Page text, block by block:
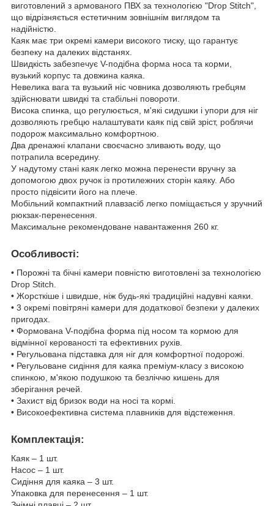
виготовлений з армованого ПВХ за технологією "Drop Stitch",
що відрізняється естетичним зовнішнім виглядом та
надійністю.
Каяк має три окремі камери високого тиску, що гарантує
безпеку на далеких відстанях.
Швидкість забезпечує V-подібна форма носа та корми,
вузький корпус та довжина каяка.
Невелика вага та вузький ніс човника дозволяють гребцям
здійснювати швидкі та стабільні повороти.
Висока спинка, що регулюється, м'які сидушки і упори для ніг
дозволяють гребцю налаштувати каяк під свій зріст, роблячи
подорож максимально комфортною.
Два дренажні клапани своєчасно зливають воду, що
потрапила всередину.
У надутому стані каяк легко можна перенести вручну за
допомогою двох ручок із протилежних сторін каяку. Або
просто підвісити його на плече.
Мобільний компактний плавзасіб легко поміщається у зручний
рюкзак-перенесення.
Максимальне рекомендоване навантаження 260 кг.
Особливості:
• Порожні та бічні камери повністю виготовлені за технологією
Drop Stitch.
• Жорсткіше і швидше, ніж будь-які традиційні надувні каяки.
• 3 окремі повітряні камери для додаткової безпеки у далеких
пригодах.
• Формована V-подібна форма під носом та кормою для
відмінної керованості та ефективних рухів.
• Регульована підставка для ніг для комфортної подорожі.
• Регульоване сидіння для каяка преміум-класу з високою
спинкою, м'якою подушкою та безліччю кишень для
зберігання речей.
• Захист від бризок води на носі та кормі.
• Високоефективна система плавників для відстеження.
Комплектація:
Каяк – 1 шт.
Насос – 1 шт.
Сидіння для каяка – 3 шт.
Упаковка для перенесення – 1 шт.